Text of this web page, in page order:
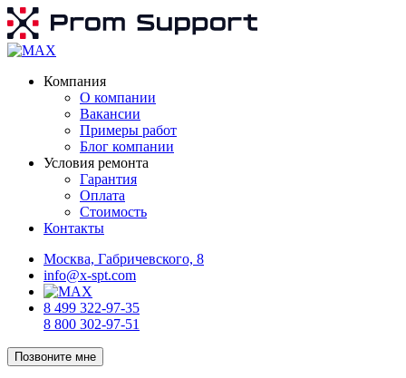
Компания
О компании
Вакансии
Примеры работ
Блог компании
Условия ремонта
Гарантия
Оплата
Стоимость
Контакты
Москва, Габричевского, 8
info@x-spt.com
8 499 322-97-35
8 800 302-97-51
Позвоните мне